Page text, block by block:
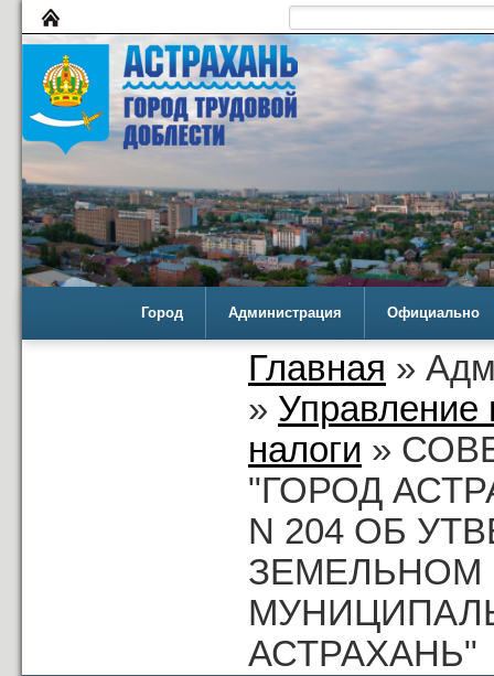
Город Администрация Официально
Главная »
» Управление
налоги »
"ГОРОД
N 204 ОБ
ЗЕМЕЛЬНОМ
АСТРАХАНЬ"